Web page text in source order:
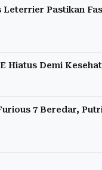
Pastikan
Hiatus Demi
7 Beredar,